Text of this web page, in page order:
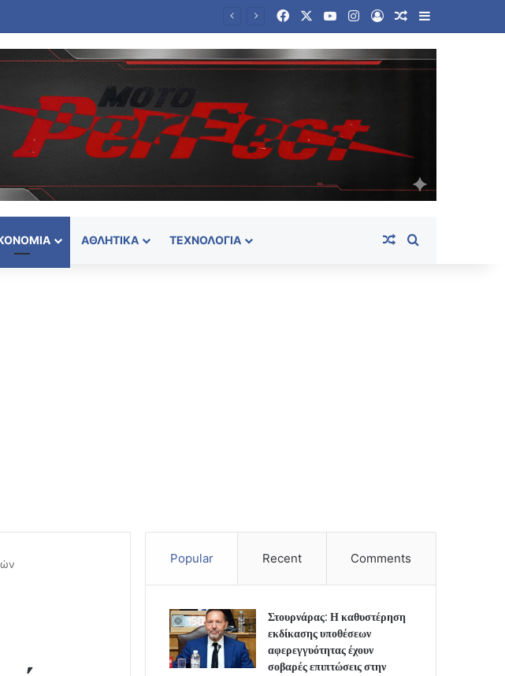
FacebookYouTubeInstagram
Log InRandom Article
Sidebar
ΑΘΛΗΤΙΚΆ ΤΕΧΝΟΛΟΓΊΑ Random Article
Popular Recent Comments
Στουρνάρας: Η καθυστέρηση
εκδίκασης υποθέσεων
αφερεγγυότητας έχουν
σοβαρές επιπτώσεις στην